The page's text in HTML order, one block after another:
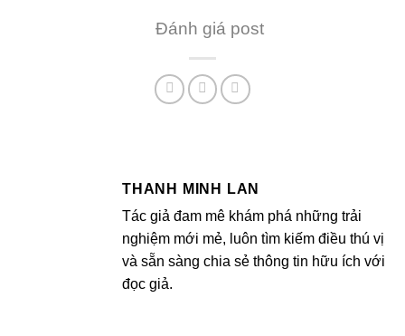
Đánh giá post
THANH MINH LAN
Tác giả đam mê khám phá những trải
nghiệm mới mẻ, luôn tìm kiếm điều thú vị
và sẵn sàng chia sẻ thông tin hữu ích với
đọc giả.